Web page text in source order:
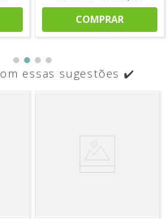
COMPRAR
essas sugestões ✔️